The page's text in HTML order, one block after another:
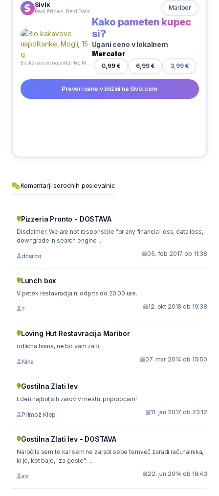
Sivix
Real Prices. Real Data Maribor
Kako pameten kupec
si?
Ugani ceno v lokalnem
Mercator
0,99 € 6,99 € 3,99 €
Preveri cene v bližini na Sivix.com
Komentarji sorodnih poslovalnic
Pizzeria Pronto - DOSTAVA
Disclaimer: We are not responsible for any financial loss, data loss,
downgrade in search engine ...
dnsrco 05. feb 2017 ob 11:38
Lunch box
V petek restavracija ni odprta do 20.00 ure.
? 12. okt 2018 ob 19:38
Loving Hut Restavracija Maribor
odlicna hrana, ne bo vam zal:)
Nina 07. mar 2014 ob 15:50
Gostilna Zlati lev
Eden najboljsih zarov v mestu, priporocam!
Primož Klep 11. jan 2017 ob 23:12
Gostilna Zlati lev - DOSTAVA
Naročila sem to kar sem ne zaradi sebe temveč zaradi računalnika,
ki je, kot baje, "za goste". ...
xx 22. jun 2014 ob 16:43